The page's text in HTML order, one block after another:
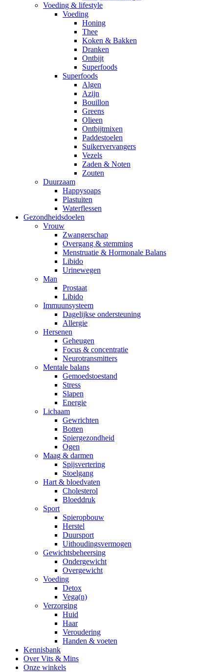
Voeding & lifestyle
Voeding
Honing
Thee
Koken & Bakken
Dranken
Ontbijt
Superfoods
Superfoods
Algen
Azijn
Bouillon
Greens
Olieen
Ontbijtmixen
Paddestoelen
Suikervervangers
Vezels
Zaden & Noten
Zouten
Duurzaam
Happysoaps
Plastuiten
Waterflessen
Gezondheidsdoelen
Vrouw
Zwangerschap
Overgang & stemming
Menstruatie & Hormonale Balans
Libido
Urinewegen
Man
Prostaat
Libido
Immuunsysteem
Dagelijkse ondersteuning
Allergie
Hersenen
Geheugen
Focus & concentratie
Neurotransmitters
Mentale balans
Gemoedstoestand
Stress
Slapen
Energie
Lichaam
Gewrichten
Botten
Spiergezondheid
Ogen
Maag & darmen
Spijsvertering
Stoelgang
Hart & bloedvaten
Cholesterol
Bloeddruk
Sport
Spieropbouw
Herstel
Duursport
Uithoudingsvermogen
Gewichtsbeheersing
Ondergewicht
Overgewicht
Voeding
Detox
Vega(n)
Verzorging
Huid
Haar
Veroudering
Handen & voeten
Kennisbank
Over Vits & Mins
Onze winkels